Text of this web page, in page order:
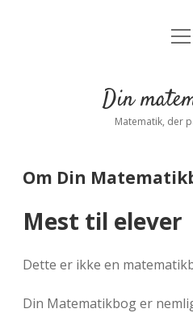
Log
open
Din
Matematik, der
Om Din
Mest til elever
Dette er ikke en
Din Matematikbog er